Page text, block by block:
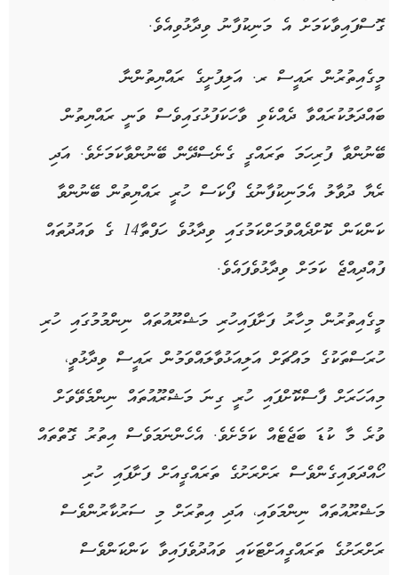
ގޮސްފައިވާކަމަށް އެ މަނިކުފާނު ވިދާޅުވިއެވެ.
މީގެއިތުރުން ރައީސް ރ. އަލިފުށީގެ ރައްޔިތުންނާ
ބައްދަލުކުރައްވާ ދެއްކެވި ވާހަކަފުޅުގައިވެސް ވަނީ ރައްޔިތުން
ބޭނުންވާ ފުރިހަމަ ތަރައްގީ ގެނެސްދޭން ބޭނުންވާކަމަށެވެ. އަދި
ރެޔާ ދުވާލު އެމަނިކުފާނުގެ ފޯކަސް ހުރީ ރައްޔިތުން ބޭނުންވާ
ކަންކަން ކޮށްދެއްވުމަށްކަމުގައި ވިދާޅުވެ ހަފްތާ14 ގެ ވައުދުތައް
ފުއްދިއްޖެ ކަމަށް ވިދާޅުވެފައެވެ.
މީގެއިތުރުން މިހާރު ފަށާފައިހުރި މަޝްރޫއުތައް ނިންމުމުގައި ހުރި
ހުރަސްތަކުގެ މައްޗަށް އަލިއަޅުވާލައްވަމުން ރައީސް ވިދާޅުވީ،
މިއަހަރަށް ފާސްކޮށްފައި ހުރީ ގިނަ މަޝްރޫއުތައް ނިންމެވޭވަށް
ވުރެ މާ ކުޑަ ބަޖެޓެއް ކަމެށެވެ. އެހެންނަމަވެސް އިތުރު ގޮތްތައް
ހޯއްދަވައިގެންވެސް ރަށްރަށުގެ ތަރައްގީއަށް ފަށާފައި ހުރި
މަޝްރޫއުތައް ނިންމަވައި، އަދި އިތުރަށް މި ސަރުކާރުންވެސް
ރަށްރަށުގެ ތަރައްގީއަށްޓަކައި ވައުދުވެފައިވާ ކަންކަންވެސް